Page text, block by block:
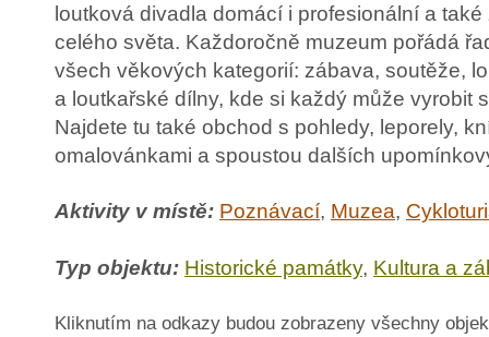
loutková divadla domácí i profesionální a
celého světa. Každoročně muzeum pořádá
všech věkových kategorií: zábava, soutěže,
a loutkařské dílny, kde si každý může vyrobit
Najdete tu také obchod s pohledy, leporely,
omalovánkami a spoustou dalších
Aktivity v místě: Poznávací, Muzea,
Typ objektu: Historické památky, Kultura a
Kliknutím na odkazy budou zobrazeny všechny